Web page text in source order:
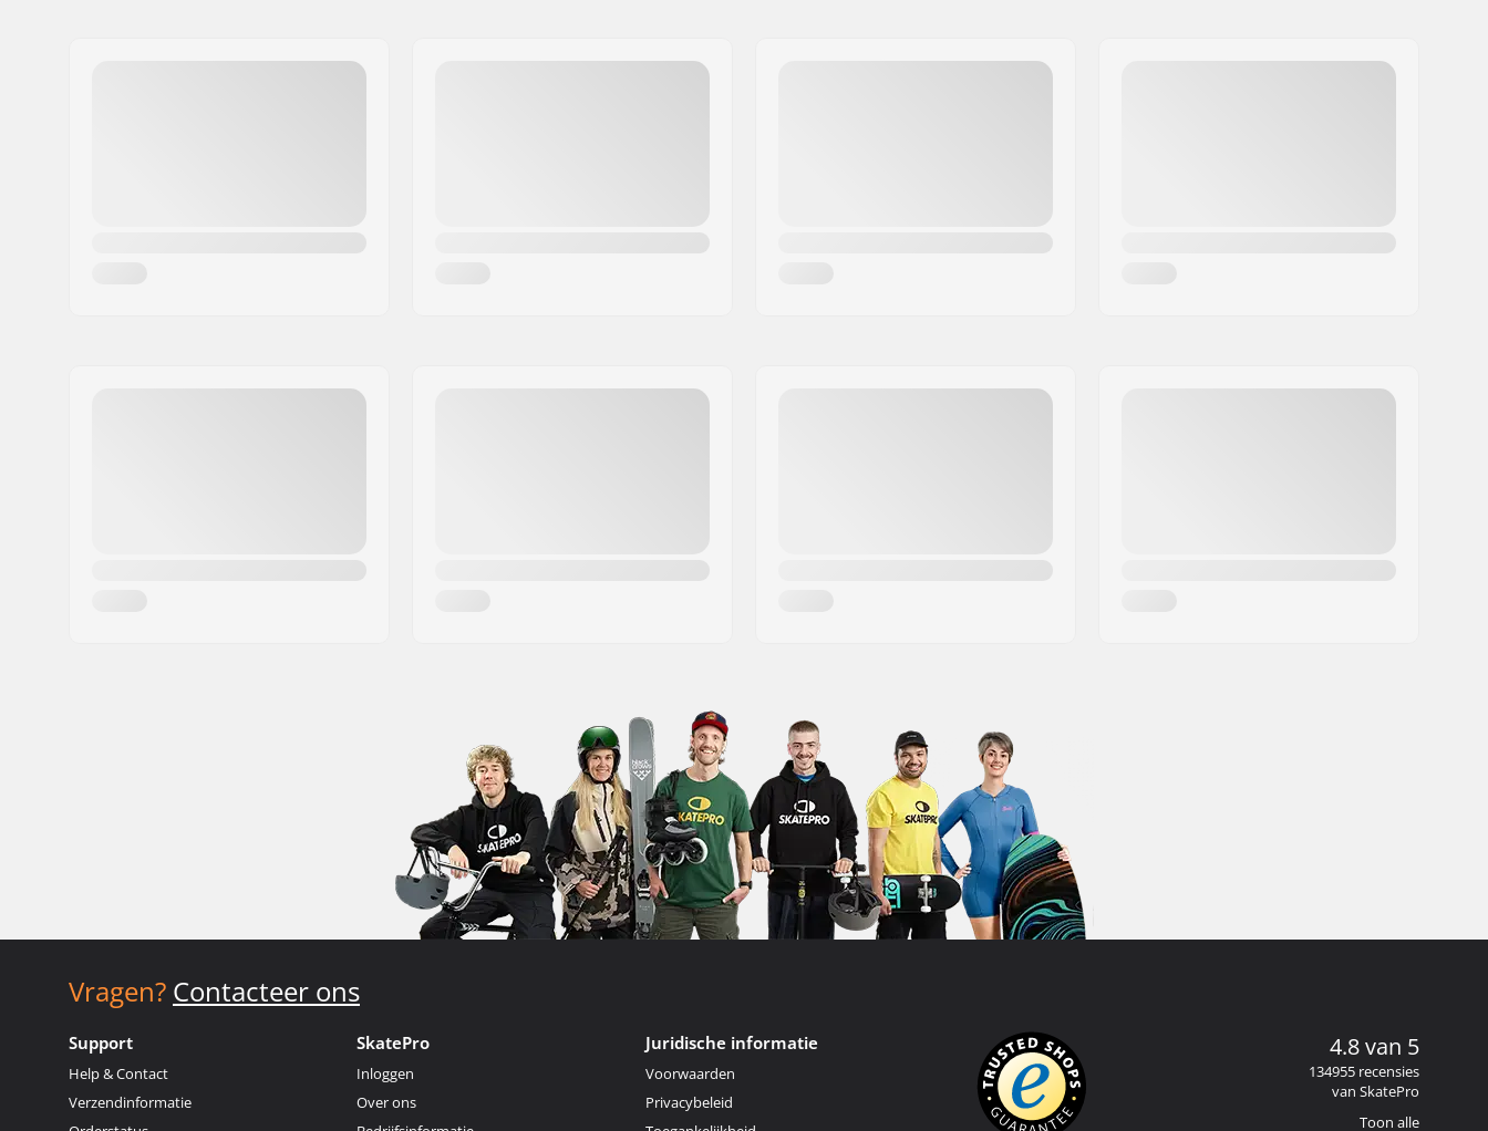
Vragen? Contacteer ons
Support
Help & Contact
Verzendinformatie
SkatePro
Inloggen
Over ons
Juridische informatie
Voorwaarden
Privacybeleid
4.8 van 5
134955 recensies
van SkatePro
Toon alle